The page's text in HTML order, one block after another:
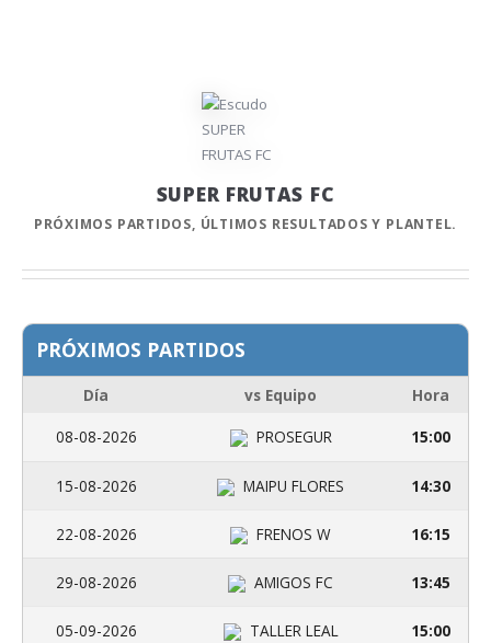
SUPER FRUTAS FC
PRÓXIMOS PARTIDOS, ÚLTIMOS RESULTADOS Y PLANTEL.
PRÓXIMOS PARTIDOS
Día vs Equipo
Hora
08-08-2026
PROSEGUR 15:00
15-08-2026 MAIPU FLORES 14:30
22-08-2026 FRENOS W 16:15
29-08-2026 AMIGOS FC 13:45
05-09-2026 TALLER LEAL 15:00